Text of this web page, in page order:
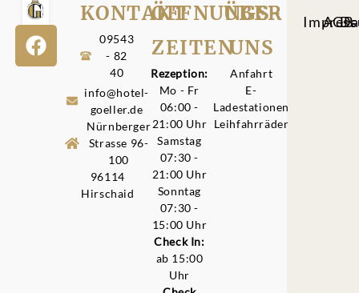
KONTAKT
09543
- 82
40
info@hotel-
goeller.de
Nürnberger
Strasse 96-
100
96114
Hirschaid
ÖFFNUNGS­
ZEITEN
Rezeption:
Mo - Fr
06:00 -
21:00 Uhr
Samstag
07:30 -
21:00 Uhr
Sonntag
07:30 -
15:00 Uhr
Check In:
ab 15:00
Uhr
ÜBER
UNS
Anfahrt
E-
Ladestationen
Leihfahrräder
AGB